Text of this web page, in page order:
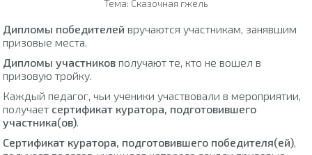
Тема: Сказочная гжель
Дипломы победителей вручаются участникам, занявшим
призовые места.
Дипломы участников получают те, кто не вошел в
призовую тройку.
Каждый педагог, чьи ученики участвовали в мероприятии,
получает сертификат куратора, подготовившего
участника(ов).
Сертификат куратора, подготовившего победителя(ей),